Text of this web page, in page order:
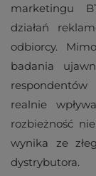
marketingu
działań
odbiorcy.
badania
realnie
rozbieżność
wynika ze
dystrybutora.